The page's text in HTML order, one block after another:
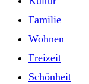
Familie
Wohnen
Freizeit
Schönheit